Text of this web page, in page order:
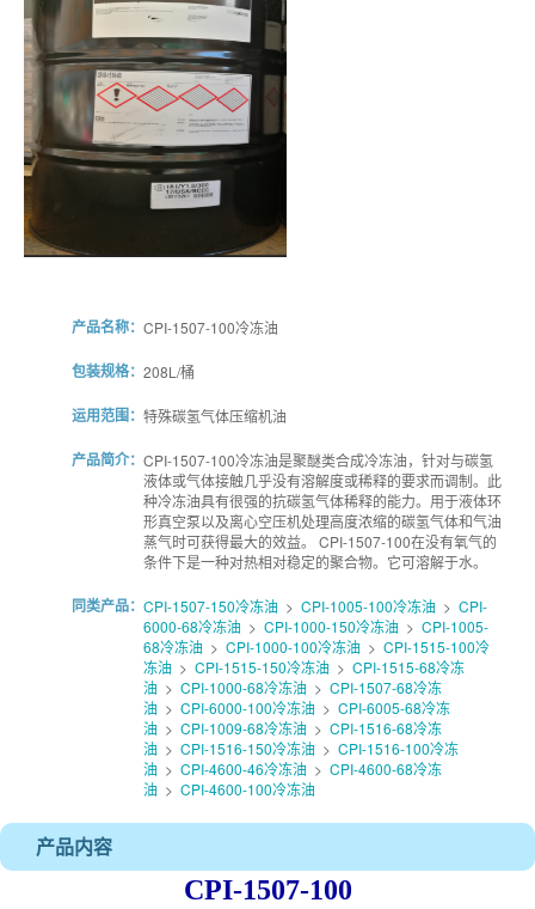
产品名称： CPI-1507-100冷冻油
包装规格： 208L/桶
运用范围： 特殊碳氢气体压缩机油
产品简介： CPI-1507-100冷冻油是聚醚类合成冷冻油，针对与碳氢
液体或气体接触几乎没有溶解度或稀释的要求而调制。此
种冷冻油具有很强的抗碳氢气体稀释的能力。用于液体环
形真空泵以及离心空压机处理高度浓缩的碳氢气体和气油
蒸气时可获得最大的效益。 CPI-1507-100在没有氧气的
条件下是一种对热相对稳定的聚合物。它可溶解于水。
同类产品： CPI-1507-150冷冻油 > CPI-1005-100冷冻油 > CPI-
6000-68冷冻油 > CPI-1000-150冷冻油 > CPI-1005-
68冷冻油 > CPI-1000-100冷冻油 > CPI-1515-100冷
冻油 > CPI-1515-150冷冻油 > CPI-1515-68冷冻
油 > CPI-1000-68冷冻油 > CPI-1507-68冷冻
油 > CPI-6000-100冷冻油 > CPI-6005-68冷冻
油 > CPI-1009-68冷冻油 > CPI-1516-68冷冻
油 > CPI-1516-150冷冻油 > CPI-1516-100冷冻
油 > CPI-4600-46冷冻油 > CPI-4600-68冷冻
油 > CPI-4600-100冷冻油
产品内容
CPI-1507-100